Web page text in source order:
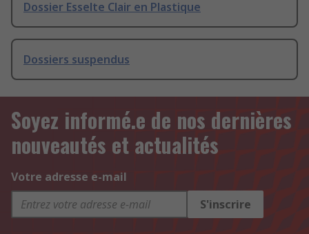
Dossier Esselte Clair en Plastique
Dossiers suspendus
Soyez informé.e de nos dernières
nouveautés et actualités
Votre adresse e-mail
S'inscrire